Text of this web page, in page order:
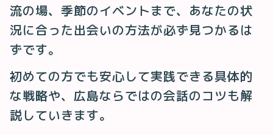
流の場、季節のイベントまで、あなたの状
況に合った出会いの方法が必ず見つかるは
ずです。
初めての方でも安心して実践できる具体的
な戦略や、広島ならではの会話のコツも解
説していきます。